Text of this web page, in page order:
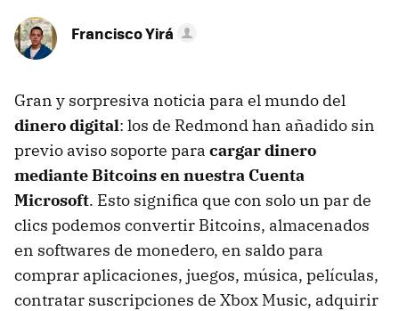
Francisco Yirá
Gran y sorpresiva noticia para el mundo del
dinero digital: los de Redmond han añadido sin
previo aviso soporte para cargar dinero
mediante Bitcoins en nuestra Cuenta
Microsoft. Esto significa que con solo un par de
clics podemos convertir Bitcoins, almacenados
en softwares de monedero, en saldo para
comprar aplicaciones, juegos, música, películas,
contratar suscripciones de Xbox Music, adquirir